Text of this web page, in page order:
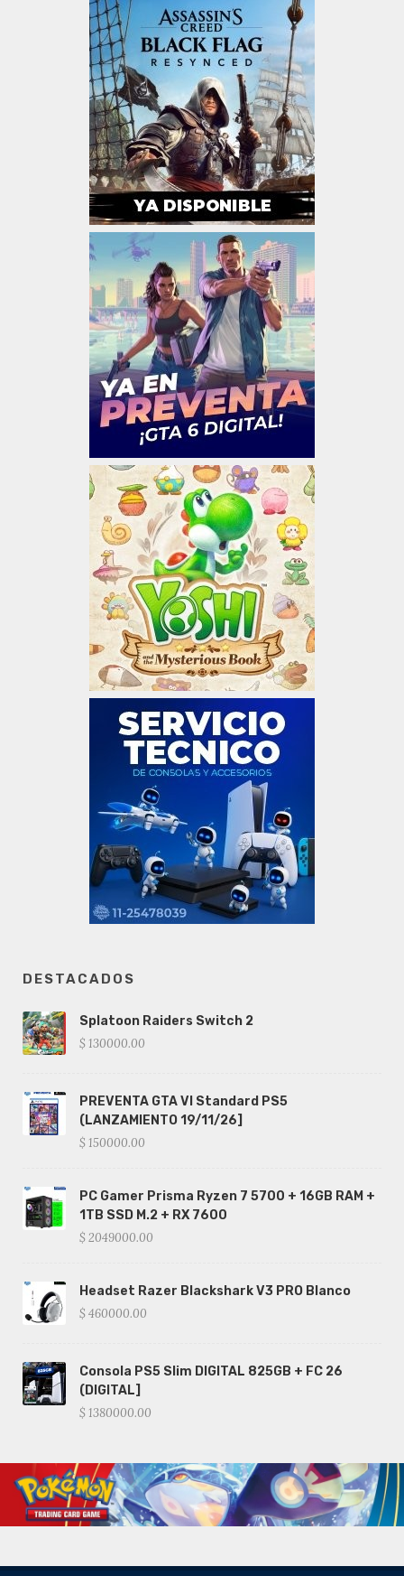
DESTACADOS
Splatoon Raiders Switch 2
$ 130000.00
PREVENTA GTA VI Standard PS5
(LANZAMIENTO 19/11/26]
$ 150000.00
PC Gamer Prisma Ryzen 7 5700 + 16GB RAM +
1TB SSD M.2 + RX 7600
$ 2049000.00
Headset Razer Blackshark V3 PRO Blanco
$ 460000.00
Consola PS5 Slim DIGITAL 825GB + FC 26
(DIGITAL]
$ 1380000.00